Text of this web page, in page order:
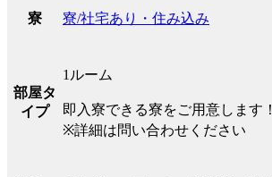
寮 寮/社宅あり・住み込み
部屋タ
イプ
1ルーム
即入寮できる寮をご用意します！
※詳細は問い合わせください